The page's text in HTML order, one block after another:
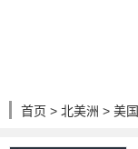
首页 > 北美洲 > 美国